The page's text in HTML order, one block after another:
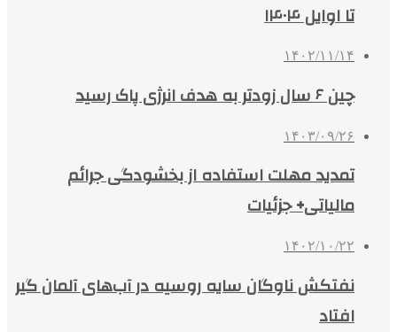
تا اوایل ۱۴۰۴
۱۴۰۲/۱۱/۱۴
چین ۶ سال زودتر به هدف انرژی پاک رسید
۱۴۰۳/۰۹/۲۶
تمدید مهلت استفاده از بخشودگی جرائم
مالیاتی+ جزئیات
۱۴۰۲/۱۰/۲۲
نفتکش ناوگان سایه روسیه در آب‌های آلمان گیر
افتاد